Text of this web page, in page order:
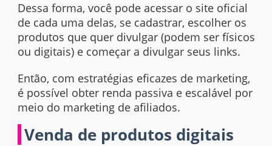
Dessa forma, você pode acessar o site oficial
de cada uma delas, se cadastrar, escolher os
produtos que quer divulgar (podem ser físicos
ou digitais) e começar a divulgar seus links.
Então, com estratégias eficazes de marketing,
é possível obter renda passiva e escalável por
meio do marketing de afiliados.
Venda de produtos digitais